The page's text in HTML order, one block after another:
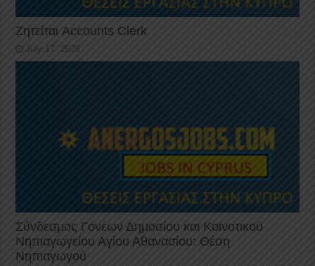
Ζητείται Accounts Clerk
July 17, 2026
Σύνδεσμος Γονέων Δημοσίου και Κοινοτικού
Νηπιαγωγείου Αγίου Αθανασίου: Θέση
Νηπιαγωγού